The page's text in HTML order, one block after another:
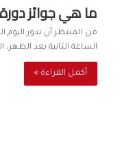
ما هي جوائز
الساعة الثانية بعد الظهر،
أكمل القراءة »